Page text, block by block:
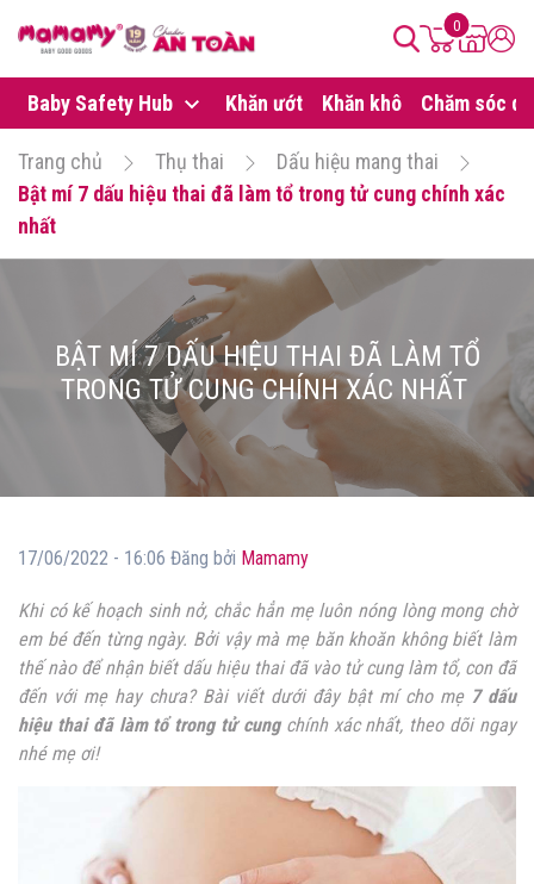
0
Baby Safety Hub Khăn ướt Khăn khô Chăm sóc da
Trang chủ Thụ thai
Dấu hiệu mang thai
Bật mí 7 dấu hiệu thai đã làm tổ trong tử cung chính xác
nhất
BẬT MÍ 7 DẤU HIỆU THAI ĐÃ LÀM TỔ
TRONG TỬ CUNG CHÍNH XÁC NHẤT
17/06/2022 - 16:06 Đăng bởi Mamamy
Khi có kế hoạch sinh nở, chắc hẳn mẹ luôn nóng lòng mong chờ
em bé đến từng ngày. Bởi vậy mà mẹ băn khoăn không biết làm
thế nào để nhận biết dấu hiệu thai đã vào tử cunglàm tổ, con đã
đến với mẹ hay chưa? Bài viết dưới đây bật mí cho mẹ 7 dấu
hiệu thai đã làm tổ trong tử cungchính xác nhất, theo dõi ngay
nhé mẹ ơi!